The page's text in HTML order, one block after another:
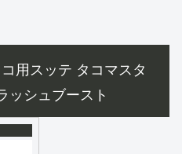
用スッテ タコマスタ
ッシュブースト